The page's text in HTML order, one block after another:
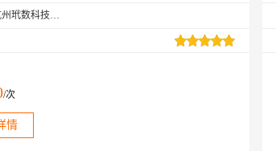
服务质量。
杭州玳数科技有限公司
/次
情